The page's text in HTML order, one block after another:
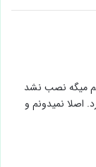
میگه نصب نشد
اصلا نمیدونم و